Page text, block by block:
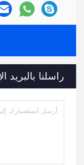
راسلنا بالبريد